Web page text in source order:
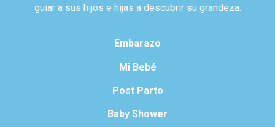
guiar a sus hijos e hijas a descubrir su grandeza.
Embarazo
Mi Bebé
Post Parto
Baby Shower